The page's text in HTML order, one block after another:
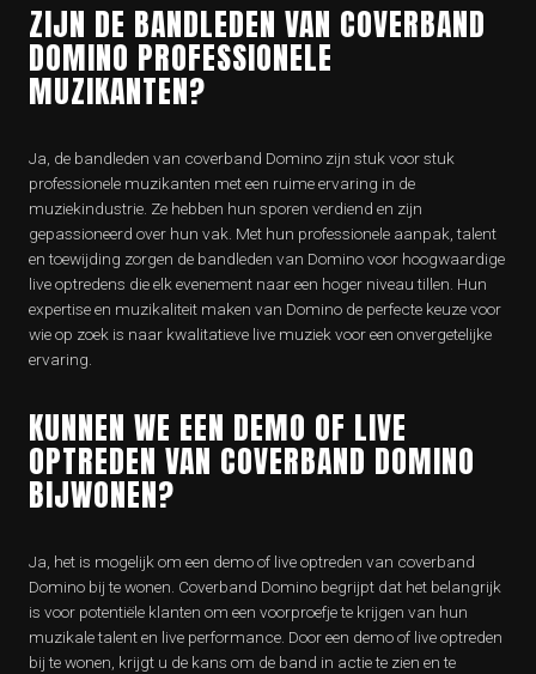
ZIJN DE BANDLEDEN VAN COVERBAND
DOMINO PROFESSIONELE
MUZIKANTEN?
Ja, de bandleden van coverband Domino zijn stuk voor stuk
professionele muzikanten met een ruime ervaring in de
muziekindustrie. Ze hebben hun sporen verdiend en zijn
gepassioneerd over hun vak. Met hun professionele aanpak, talent
en toewijding zorgen de bandleden van Domino voor hoogwaardige
live optredens die elk evenement naar een hoger niveau tillen. Hun
expertise en muzikaliteit maken van Domino de perfecte keuze voor
wie op zoek is naar kwalitatieve live muziek voor een onvergetelijke
ervaring.
KUNNEN WE EEN DEMO OF LIVE
OPTREDEN VAN COVERBAND DOMINO
BIJWONEN?
Ja, het is mogelijk om een demo of live optreden van coverband
Domino bij te wonen. Coverband Domino begrijpt dat het belangrijk
is voor potentiële klanten om een voorproefje te krijgen van hun
muzikale talent en live performance. Door een demo of live optreden
bij te wonen, krijgt u de kans om de band in actie te zien en te